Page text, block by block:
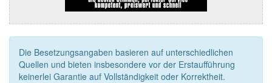
Die Besetzungsangaben basieren auf unterschiedlichen
Quellen und bieten insbesondere vor der Erstaufführung
keinerlei Garantie auf Vollständigkeit oder Korrektheit.